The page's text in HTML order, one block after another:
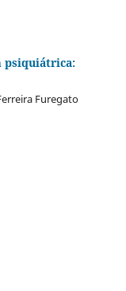
psiquiátrica:
Furegato